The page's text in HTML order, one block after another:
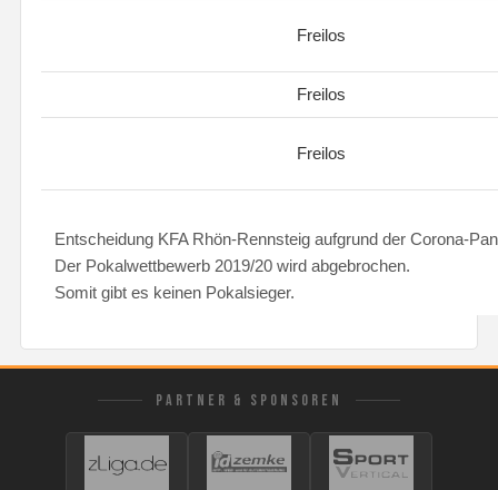
Freilos
Freilos
Freilos
Entscheidung KFA Rhön-Rennsteig aufgrund der Corona-
Der Pokalwettbewerb 2019/20 wird abgebrochen.
Somit gibt es keinen Pokalsieger.
PARTNER & SPONSOREN